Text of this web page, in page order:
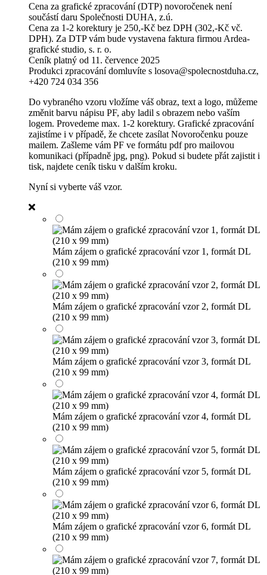
Cena za grafické zpracování (DTP) novoročenek není
součástí daru Společnosti DUHA, z.ú.
Cena za 1-2 korektury je 250,-Kč bez DPH (302,-Kč vč.
DPH). Za DTP vám bude vystavena faktura firmou Ardea-
grafické studio, s. r. o.
Ceník platný od 11. července 2025
Produkci zpracování domluvíte s losova@spolecnostduha.cz,
+420 724 034 356
Do vybraného vzoru vložíme váš obraz, text a logo, můžeme
změnit barvu nápisu PF, aby ladil s obrazem nebo vaším
logem. Provedeme max. 1-2 korektury. Grafické zpracování
zajistíme i v případě, že chcete zasílat Novoročenku pouze
mailem. Zašleme vám PF ve formátu pdf pro mailovou
komunikaci (případně jpg, png). Pokud si budete přát zajistit i
tisk, najdete ceník tisku v dalším kroku.
Nyní si vyberte váš vzor.
Mám zájem o grafické zpracování vzor 1, formát DL
(210 x 99 mm)
Mám zájem o grafické zpracování vzor 2, formát DL
(210 x 99 mm)
Mám zájem o grafické zpracování vzor 3, formát DL
(210 x 99 mm)
Mám zájem o grafické zpracování vzor 4, formát DL
(210 x 99 mm)
Mám zájem o grafické zpracování vzor 5, formát DL
(210 x 99 mm)
Mám zájem o grafické zpracování vzor 6, formát DL
(210 x 99 mm)